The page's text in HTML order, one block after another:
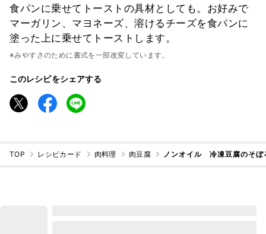
食パンに乗せてトーストの具材としても。お好みで
マーガリン、マヨネーズ、溶けるチーズを食パンに
塗った上に乗せてトーストします。
※みやすさのために書式を一部改変しています。
このレシピをシェアする
TOP レシピカード 肉料理 肉豆腐 ノンオイル 冷凍豆腐のそぼ